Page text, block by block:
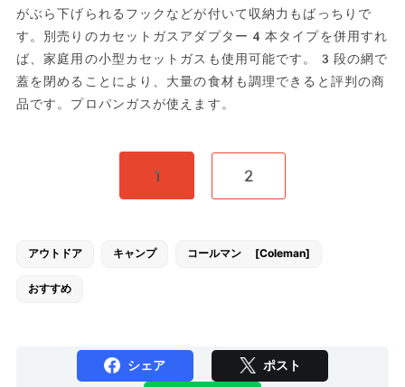
がぶら下げられるフックなどが付いて収納力もばっちりで
す。別売りのカセットガスアダプター4本タイプを併用すれ
ば、家庭用の小型カセットガスも使用可能です。3段の網で
蓋を閉めることにより、大量の食材も調理できると評判の商
品です。プロパンガスが使えます。
1 2
アウトドア キャンプ コールマン [Coleman]
おすすめ
シェア ポスト